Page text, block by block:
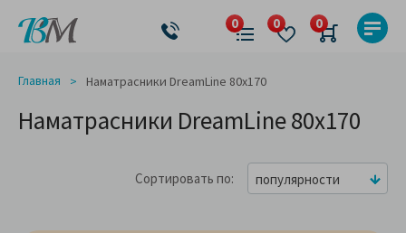
Главная Наматрасники DreamLine 80x170
Наматрасники DreamLine 80x170
Сортировать по популярности